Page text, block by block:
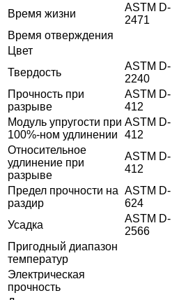
Время жизни
ASTM D-
2471
Время отверждения
Цвет
Твердость
ASTM D-
2240
Прочность при
разрыве
ASTM D-
412
Модуль упругости при
100%-ном удлинении
ASTM D-
412
Относительное
удлинение при
разрыве
ASTM D-
412
Предел прочности на
раздир
ASTM D-
624
Усадка
ASTM D-
2566
Пригодный диапазон
температур
Электрическая
прочность